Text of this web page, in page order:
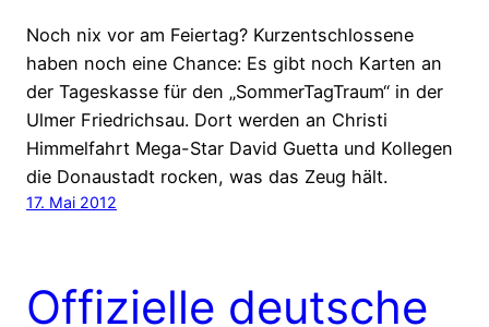
Noch nix vor am Feiertag? Kurzentschlossene
haben noch eine Chance: Es gibt noch Karten an
der Tageskasse für den „SommerTagTraum“ in der
Ulmer Friedrichsau. Dort werden an Christi
Himmelfahrt Mega-Star David Guetta und Kollegen
die Donaustadt rocken, was das Zeug hält.
17. Mai 2012
Offizielle deutsche